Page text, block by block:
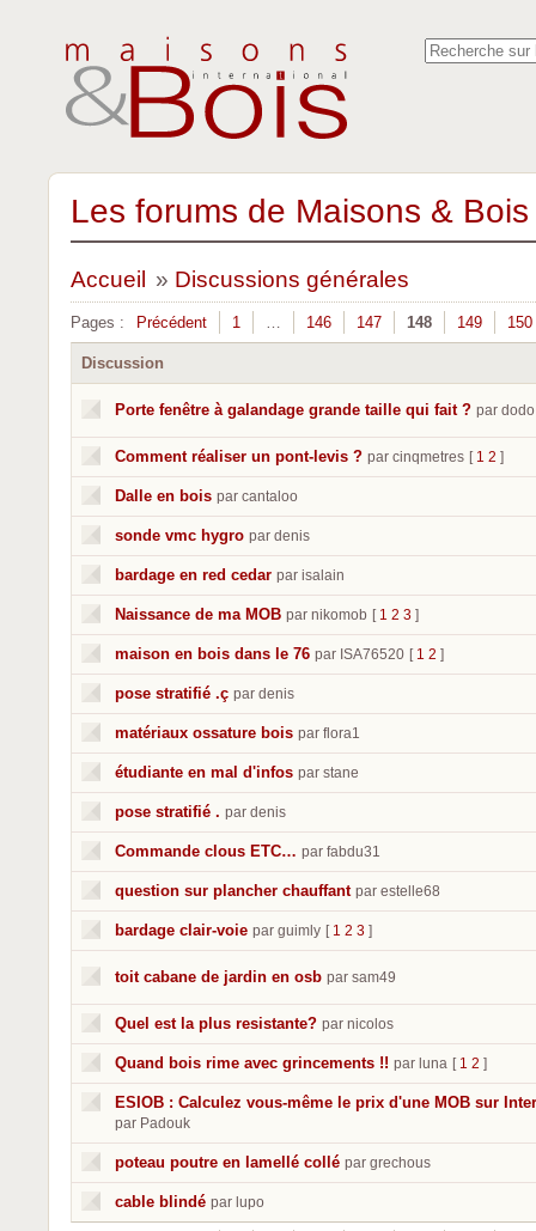
Les forums de Maisons &
Accueil » Discussions générales
Pages : Précédent 1 … 146 147 148 149 150
Discussion
Porte fenêtre à galandage grande taille qui fait ? par dodo
Comment réaliser un pont-levis ? par cinqmetres [ 1 2 ]
Dalle en bois par cantaloo
sonde vmc hygro par denis
bardage en red cedar par isalain
Naissance de ma MOB par nikomob [ 1 2 3 ]
maison en bois dans le 76 par ISA76520 [ 1 2 ]
pose stratifié .ç par denis
matériaux ossature bois par flora1
étudiante en mal d'infos par stane
pose stratifié . par denis
Commande clous ETC… par fabdu31
question sur plancher chauffant par estelle68
bardage clair-voie par guimly [ 1 2 3 ]
toit cabane de jardin en osb par sam49
Quel est la plus resistante? par nicolos
Quand bois rime avec grincements !! par luna [ 1 2 ]
ESIOB : Calculez vous-même le prix d'une MOB sur
par Padouk
poteau poutre en lamellé collé par grechous
cable blindé par lupo